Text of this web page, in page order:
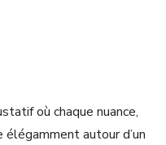
où chaque nuance,
autour d’un